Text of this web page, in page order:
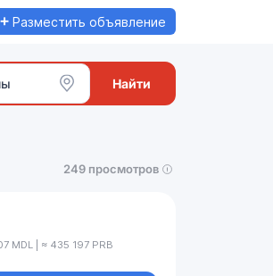
+ Разместить объявление
Найти
249 просмотров
MDL | ≈ 435 197 PRB